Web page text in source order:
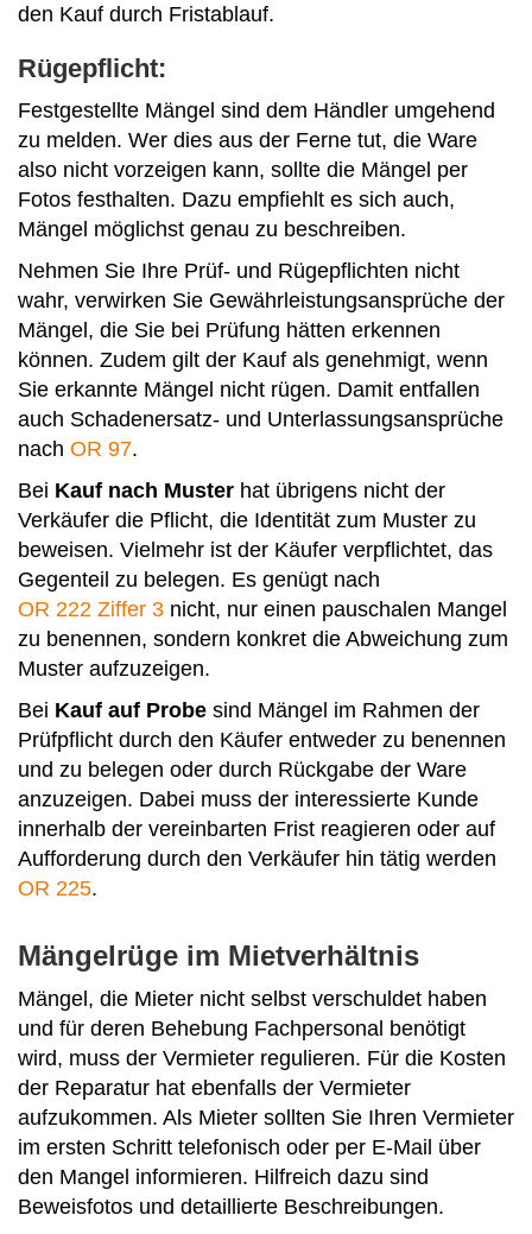
den Kauf durch Fristablauf.
Rügepflicht:
Festgestellte Mängel sind dem Händler umgehend
zu melden. Wer dies aus der Ferne tut, die Ware
also nicht vorzeigen kann, sollte die Mängel per
Fotos festhalten. Dazu empfiehlt es sich auch,
Mängel möglichst genau zu beschreiben.
Nehmen Sie Ihre Prüf- und Rügepflichten nicht
wahr, verwirken Sie Gewährleistungsansprüche der
Mängel, die Sie bei Prüfung hätten erkennen
können. Zudem gilt der Kauf als genehmigt, wenn
Sie erkannte Mängel nicht rügen. Damit entfallen
auch Schadenersatz- und Unterlassungsansprüche
nach OR 97.
Bei Kauf nach Muster hat übrigens nicht der
Verkäufer die Pflicht, die Identität zum Muster zu
beweisen. Vielmehr ist der Käufer verpflichtet, das
Gegenteil zu belegen. Es genügt nach
OR 222 Ziffer 3 nicht, nur einen pauschalen Mangel
zu benennen, sondern konkret die Abweichung zum
Muster aufzuzeigen.
Bei Kauf auf Probe sind Mängel im Rahmen der
Prüfpflicht durch den Käufer entweder zu benennen
und zu belegen oder durch Rückgabe der Ware
anzuzeigen. Dabei muss der interessierte Kunde
innerhalb der vereinbarten Frist reagieren oder auf
Aufforderung durch den Verkäufer hin tätig werden
OR 225.
Mängelrüge im Mietverhältnis
Mängel, die Mieter nicht selbst verschuldet haben
und für deren Behebung Fachpersonal benötigt
wird, muss der Vermieter regulieren. Für die Kosten
der Reparatur hat ebenfalls der Vermieter
aufzukommen. Als Mieter sollten Sie Ihren Vermieter
im ersten Schritt telefonisch oder per E-Mail über
den Mangel informieren. Hilfreich dazu sind
Beweisfotos und detaillierte Beschreibungen.